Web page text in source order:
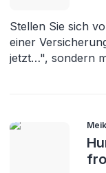
Stellen Sie sich
einer
jetzt…", sondern